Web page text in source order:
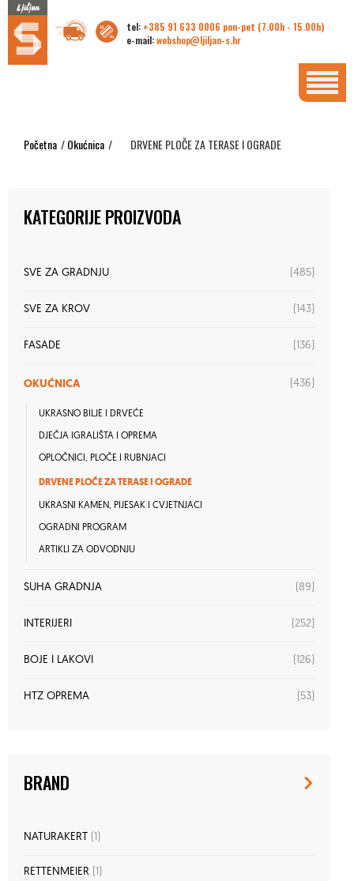
tel: +385 91 633 0006 pon-pet (7.00h - 15.00h)
e-mail:webshop@ljiljan-s.hr
Početna /Okućnica / DRVENE PLOČE ZA TERASE I OGRADE
KATEGORIJE PROIZVODA
SVE ZA GRADNJU (485)
SVE ZA KROV (143)
FASADE (136)
OKUĆNICA (436)
UKRASNO BILJE I DRVEĆE
DJEČJA IGRALIŠTA I OPREMA
OPLOČNICI, PLOČE I RUBNJACI
DRVENE PLOČE ZA TERASE I OGRADE
UKRASNI KAMEN, PIJESAK I CVJETNJACI
OGRADNI PROGRAM
ARTIKLI ZA ODVODNJU
SUHA GRADNJA (89)
INTERIJERI (252)
BOJE I LAKOVI (126)
HTZ OPREMA (53)
BRAND
NATURAKERT (1)
RETTENMEIER (1)